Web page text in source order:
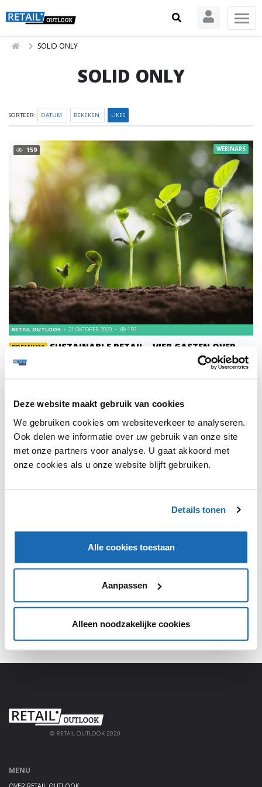
Deze website maakt gebruik van cookies
We gebruiken cookies om websiteverkeer te analyseren.
Ook delen we informatie over uw gebruik van onze site
met onze partners voor analyse. U gaat akkoord met
onze cookies als u onze website blijft gebruiken.
Details tonen
Alle cookies toestaan
Aanpassen
Alleen noodzakelijke cookies
SOLID ONLY
SOLID ONLY
SORTEER: DATUM BEKEKEN LIKES
159
PREMIUM
SUSTAINABLE RETAIL - VIER GASTEN OVER
DUURZAAMHEID
RETAIL OUTLOOK 21 OKTOBER 2020 159
WEBINARS
consumenten steeds meer waarde aan hechten.
1
platform!
AANMELDEN
© RETAIL OUTLOOK 2020
MENU